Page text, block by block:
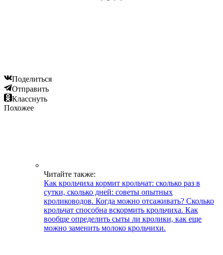
Поделиться
Отправить
Класснуть
Похожее
Читайте также:
Как крольчиха кормит крольчат: сколько раз в
сутки, сколько дней: советы опытных
кролиководов. Когда можно отсаживать? Сколько
крольчат способна вскормить крольчиха. Как
вообще определить сыты ли кролики, как еще
можно заменить молоко крольчихи.